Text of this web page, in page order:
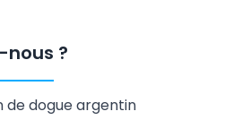
nous ?
de dogue argentin